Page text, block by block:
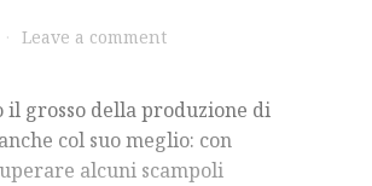
Leave a comment
il grosso della produzione di
col suo meglio: con
alcuni scampoli